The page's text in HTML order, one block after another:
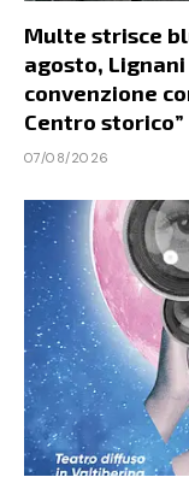
Multe strisce
agosto,
convenzione
Centro storico”
07/08/2026